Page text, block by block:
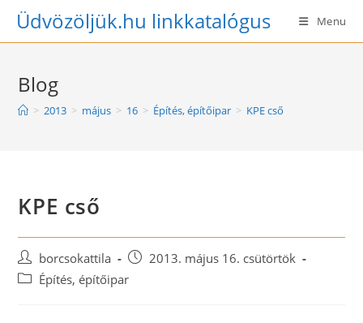
SkipÜdvözöljük.hu linkkatalógus Menu
Blog
> 2013 > május > 16 > Építés, építőipar > KPE cső
KPE cső
Post
author:
borcsokattila
Post
published:
2013. május 16. csütörtök
PostÉpítés, építőipar